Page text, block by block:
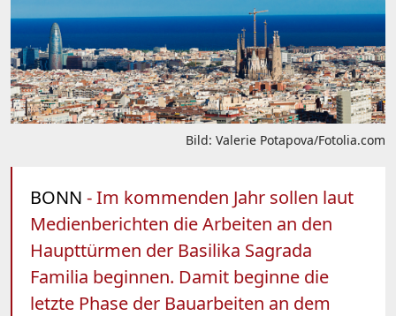
Bild: Valerie Potapova/Fotolia.com
BONN - Im kommenden Jahr sollen laut
Medienberichten die Arbeiten an den
Haupttürmen der Basilika Sagrada
Familia beginnen. Damit beginne die
letzte Phase der Bauarbeiten an dem